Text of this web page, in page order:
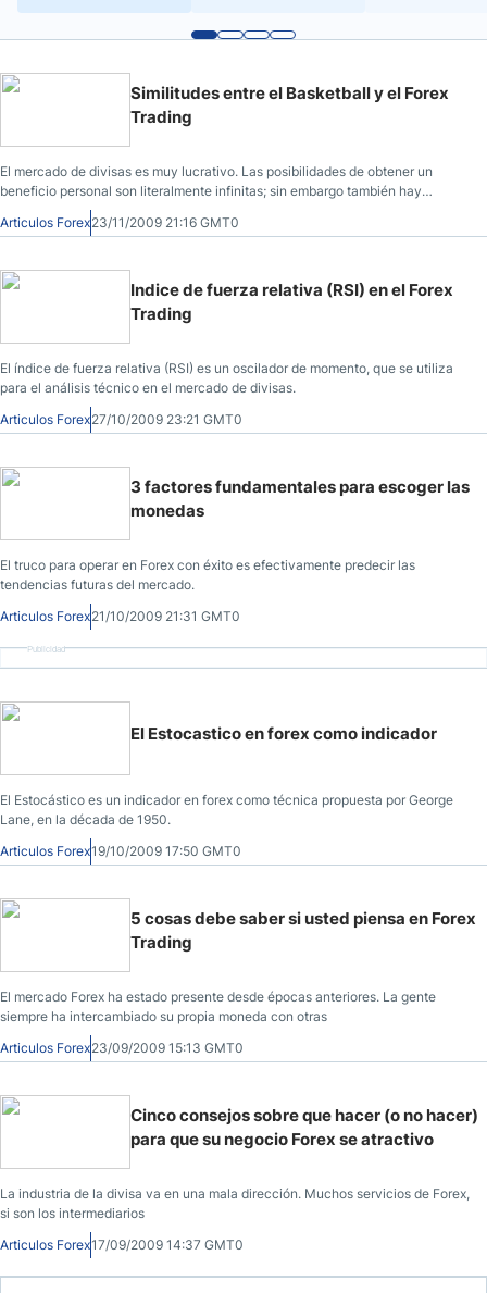
Similitudes entre el Basketball y el Forex
Trading
El mercado de divisas es muy lucrativo. Las posibilidades de obtener un
beneficio personal son literalmente infinitas; sin embargo también hay
Articulos Forex23/11/2009 21:16 GMT0
Indice de fuerza relativa (RSI) en el Forex
Trading
El índice de fuerza relativa (RSI) es un oscilador de momento, que se utiliza
para el análisis técnico en el mercado de divisas.
Articulos Forex27/10/2009 23:21 GMT0
3 factores fundamentales para escoger las
monedas
El truco para operar en Forex con éxito es efectivamente predecir las
tendencias futuras del mercado.
Articulos Forex21/10/2009 21:31 GMT0
Publicidad
El Estocastico en forex como indicador
El Estocástico es un indicador en forex como técnica propuesta por George
Lane, en la década de 1950.
Articulos Forex19/10/2009 17:50 GMT0
5 cosas debe saber si usted piensa en Forex
Trading
El mercado Forex ha estado presente desde épocas anteriores. La gente
siempre ha intercambiado su propia moneda con otras
Articulos Forex23/09/2009 15:13 GMT0
Cinco consejos sobre que hacer (o no hacer)
para que su negocio Forex se atractivo
La industria de la divisa va en una mala dirección. Muchos servicios de Forex,
si son los intermediarios
Articulos Forex17/09/2009 14:37 GMT0